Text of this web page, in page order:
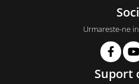
Urmareste-ne
Suport